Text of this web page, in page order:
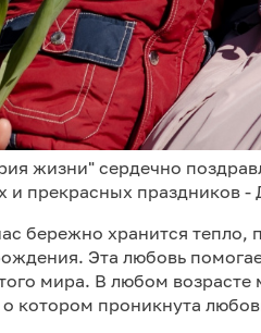
жизни" сердечно
прекрасных праздников -
бережно хранится тепло,
Эта любовь
мира. В любом
котором проникнута